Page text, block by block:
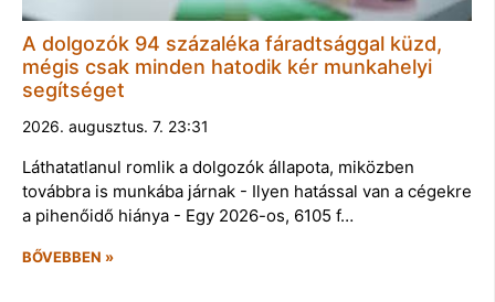
A dolgozók 94 százaléka fáradtsággal küzd,
mégis csak minden hatodik kér munkahelyi
segítséget
2026. augusztus. 7. 23:31
Láthatatlanul romlik a dolgozók állapota, miközben
továbbra is munkába járnak - Ilyen hatással van a cégekre
a pihenőidő hiánya - Egy 2026-os, 6105 f…
BŐVEBBEN »